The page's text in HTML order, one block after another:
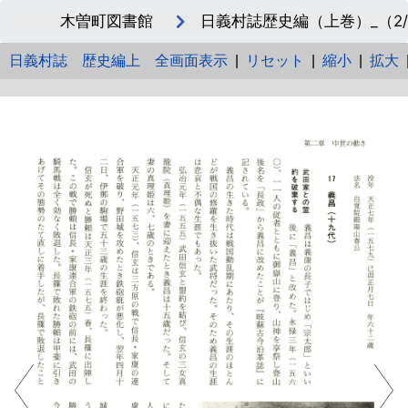
木曽町図書館 日義村誌歴史編（上巻）_（